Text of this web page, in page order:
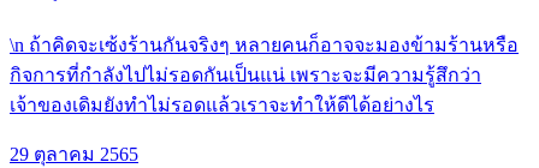
\n ถ้าคิดจะเซ้งร้านกันจริงๆ หลายคนก็อาจจะมองข้ามร้านหรือ
กิจการที่กำลังไปไม่รอดกันเป็นแน่ เพราะจะมีความรู้สึกว่า
เจ้าของเดิมยังทำไม่รอดแล้วเราจะทำให้ดีได้อย่างไร
29 ตุลาคม 2565